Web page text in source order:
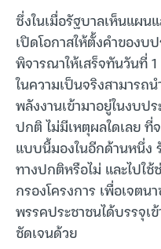
ซึ่งในเมื่อรัฐบาลเห็นแผน
เปิดโอกาสให้ตั้งคำของบ
พิจารณาให้เสร็จทันวันที่
ในความเป็นจริงสามารถ
พลังงานเข้ามาอยู่ในงบป
ปกติ ไม่มีเหตุผลใดเลย ที่
แบบนี้มองในอีกด้านหนึ่ง
ทางปกติหรือไม่ และไปใ
กรองโครงการ เพื่อเจตน
พรรคประชาชนได้บรรจุเ
ชัดเจนด้วย